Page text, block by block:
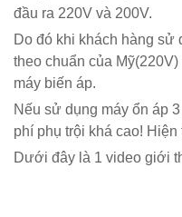
đầu ra 220V và 200V.
Do đó khi khách hàng sử
theo chuẩn của
máy biến áp.
Nếu sử dụng máy ổn áp
phí phụ trội khá cao!
Dưới đây là 1 video giới